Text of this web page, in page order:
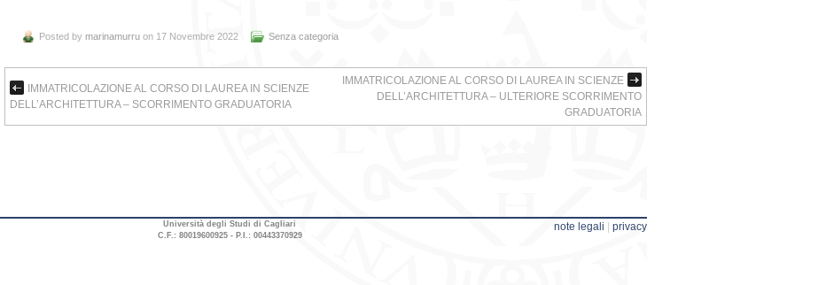
Posted by marinamurru on 17 Novembre 2022 Senza categoria
IMMATRICOLAZIONE AL CORSO DI LAUREA IN SCIENZE
DELL’ARCHITETTURA – SCORRIMENTO GRADUATORIA
IMMATRICOLAZIONE AL CORSO DI LAUREA IN SCIENZE
DELL’ARCHITETTURA – ULTERIORE SCORRIMENTO
GRADUATORIA
Università degli Studi di Cagliari
C.F.: 80019600925 - P.I.: 00443370929
note legali privacy